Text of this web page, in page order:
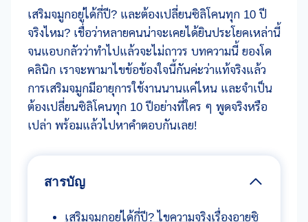
เสริมจมูกอยู่ได้กี่ปี? และต้องเปลี่ยนซิลิโคนทุก 10 ปี
จริงไหม? เชื่อว่าหลายคนน่าจะเคยได้ยินประโยคเหล่านี้
จนแอบกลัวว่าทำไปแล้วจะไม่ถาวร บทความนี้ ยองโด
คลินิก เราจะพามาไขข้อข้องใจนี้กันค่ะว่าแท้จริงแล้ว
การเสริมจมูกมีอายุการใช้งานนานแค่ไหน และจำเป็น
ต้องเปลี่ยนซิลิโคนทุก 10 ปีอย่างที่ใคร ๆ พูดจริงหรือ
เปล่า พร้อมแล้วไปหาคำตอบกันเลย!
สารบัญ
เสริมจมูกอยู่ได้กี่ปี? ไขความจริงเรื่องอายุซิ